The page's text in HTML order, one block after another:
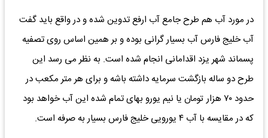
در مورد آب هم طرح جامع آب ارفع تدوین شده و در واقع باید گفت
آب خلیج فارس آب بسیار گرانی بوده و بر همین اساس روی تصفیه
پسماند شهر یزد اقدامانی انجام شده است. به نظر می رسد این
طرح دو ساله بازگشت سرمایه داشته باشه و برای هر متر مکعب در
حدود ۷۰ هزار تومان یا نیم یورو بهای تمام شده این آب خواهد بود
که در مقایسه با آب ۴ یورویی خلیج فارس بسیار به صرفه است.